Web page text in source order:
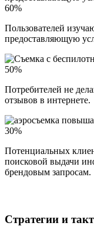
60%
Пользователей
предоставляющую
50%
Потребителей не
отзывов в интернете.
30%
Потенциальных
поисковой выдачи
брендовым запросам.
Стратегии и